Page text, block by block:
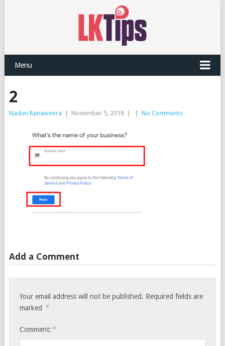
Menu
2
Nadun Ranaweera November 5, 2018 No Comments
Add a Comment
Your email address will not be published. Required fields are
marked *
Comment: *